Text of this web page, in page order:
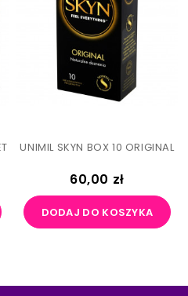
UNIMIL SKYN BOX 10 ORIGINAL
Cena
60,00 zł
DODAJ DO KOSZYKA